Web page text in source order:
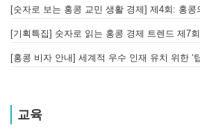
교육